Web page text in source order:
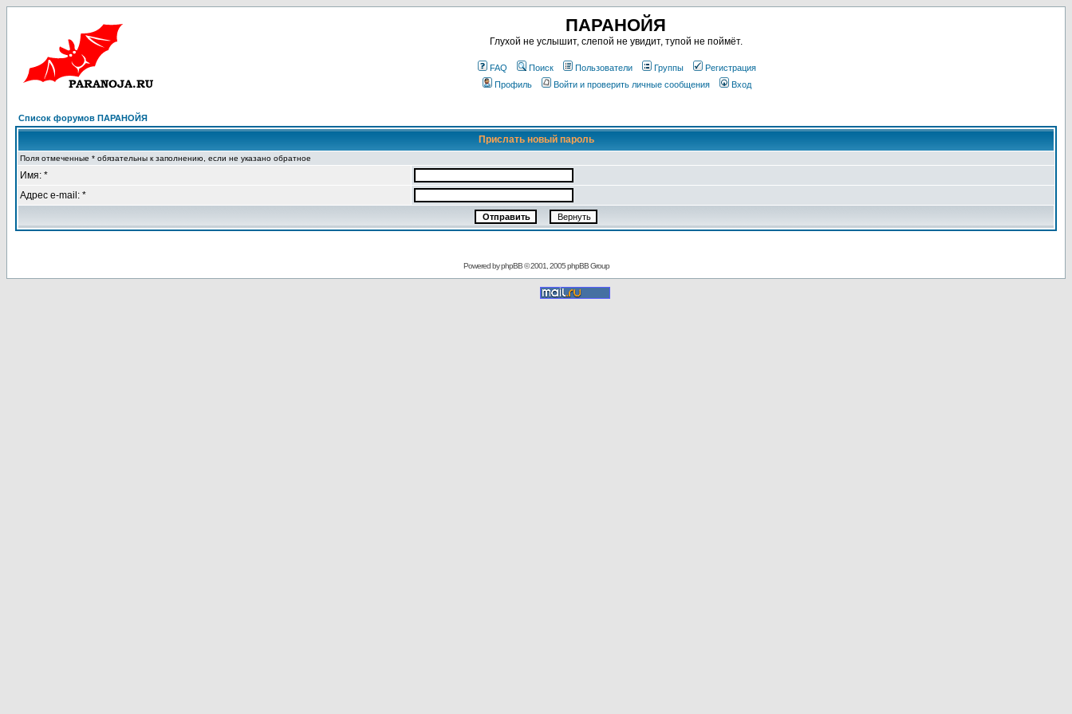
ПАРАНОЙЯ
Глухой не услышит, слепой не увидит, тупой не поймёт.
FAQ Поиск Пользователи Группы
Регистрация
Профиль
Войти и проверить личные сообщения Вход
Список форумов ПАРАНОЙЯ
Прислать новый пароль
Поля отмеченные * обязательны к заполнению, если не указано обратное
Имя: *
Адрес e-mail: *
Powered byphpBB© 2001, 2005 phpBB Group